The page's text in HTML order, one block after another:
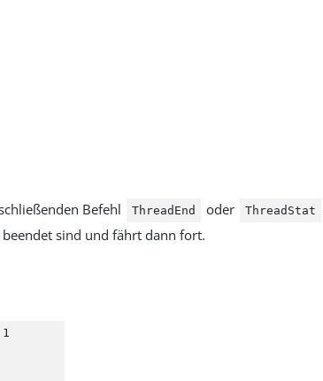
Befehl ThreadEnd oder ThreadStat
sind und fährt dann fort.